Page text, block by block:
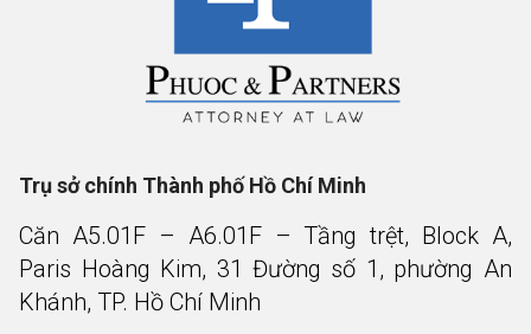
Trụ sở chính Thành phố Hồ Chí Minh
Căn A5.01F – A6.01F – Tầng trệt, Block A,
Paris Hoàng Kim, 31 Đường số 1, phường An
Khánh, TP. Hồ Chí Minh